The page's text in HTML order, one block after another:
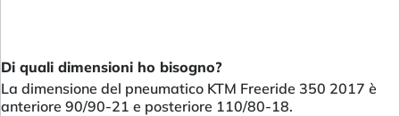
Di quali dimensioni ho bisogno?
La dimensione del pneumatico KTM Freeride 350 2017 è
anteriore 90/90-21 e posteriore 110/80-18.